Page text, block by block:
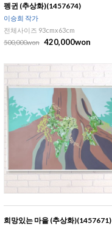
펭귄 (추상화)(1457674)
이승희 작가
전체사이즈 93cmx63cm
500,000won 420,000won
희망있는 마을 (추상화)(1457671)